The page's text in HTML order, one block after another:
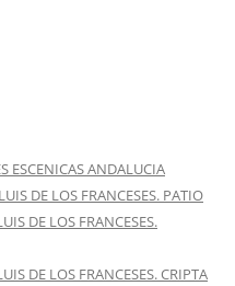
ESCENICAS ANDALUCIA
DE LOS FRANCESES. PATIO
DE LOS FRANCESES.
DE LOS FRANCESES. CRIPTA